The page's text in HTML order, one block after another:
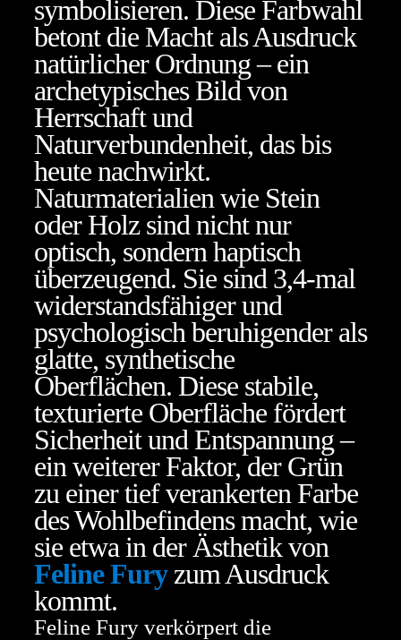
symbolisieren. Diese Farbwahl
betont die Macht als Ausdruck
natürlicher Ordnung – ein
archetypisches Bild von
Herrschaft und
Naturverbundenheit, das bis
heute nachwirkt.
Naturmaterialien wie Stein
oder Holz sind nicht nur
optisch, sondern haptisch
überzeugend. Sie sind 3,4-mal
widerstandsfähiger und
psychologisch beruhigender als
glatte, synthetische
Oberflächen. Diese stabile,
texturierte Oberfläche fördert
Sicherheit und Entspannung –
ein weiterer Faktor, der Grün
zu einer tief verankerten Farbe
des Wohlbefindens macht, wie
sie etwa in der Ästhetik von
Feline Furyzum Ausdruck
kommt.
Feline Fury verkörpert die